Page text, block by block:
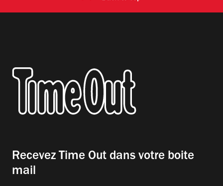
Recevez Time Out dans votre boite
mail